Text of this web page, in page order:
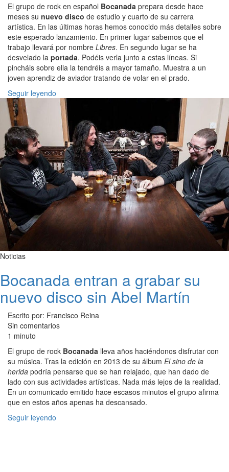
El grupo de rock en español Bocanada prepara desde hace
meses su nuevo disco de estudio y cuarto de su carrera
artística. En las últimas horas hemos conocido más detalles sobre
este esperado lanzamiento. En primer lugar sabemos que el
trabajo llevará por nombre Libres. En segundo lugar se ha
desvelado la portada. Podéis verla junto a estas líneas. Si
pincháis sobre ella la tendréis a mayor tamaño. Muestra a un
joven aprendiz de aviador tratando de volar en el prado.
Seguir leyendo
Noticias
Bocanada entran a grabar su
nuevo disco sin Abel Martín
Escrito por: Francisco Reina
Sin comentarios
1 minuto
El grupo de rock Bocanada lleva años haciéndonos disfrutar con
su música. Tras la edición en 2013 de su álbum El sino de la
herida podría pensarse que se han relajado, que han dado de
lado con sus actividades artísticas. Nada más lejos de la realidad.
En un comunicado emitido hace escasos minutos el grupo afirma
que en estos años apenas ha descansado.
Seguir leyendo